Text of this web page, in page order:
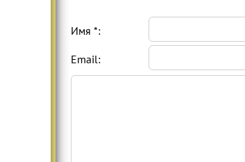
Имя *:
Email: